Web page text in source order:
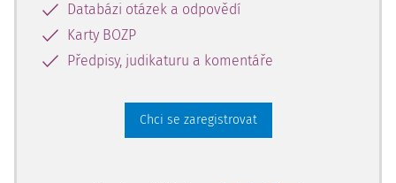
Databázi otázek a odpovědí
Karty BOZP
Předpisy, judikaturu a komentáře
Chci se zaregistrovat